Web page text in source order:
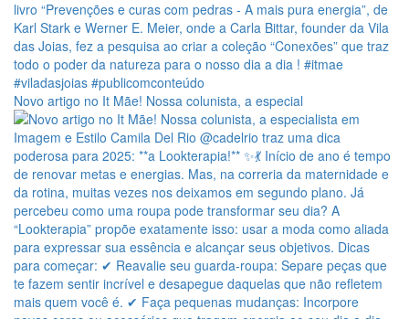
Novo artigo no It Mãe! Nossa colunista, a especial